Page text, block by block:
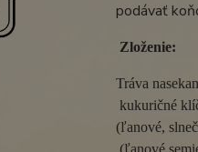
podávať
Zloženie:
Tráva
kukuričné
(ľanové,
(ľanové